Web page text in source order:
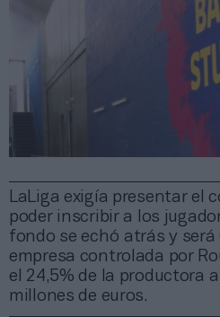
LaLiga exigía presentar el
poder inscribir a los
fondo se echó atrás y será
empresa controlada por
el 24,5% de la productora
millones de euros.